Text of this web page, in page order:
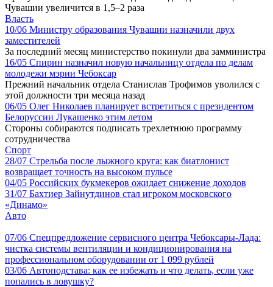
Чувашии увеличится в 1,5–2 раза
Власть
10/06 Министру образования Чувашии назначили двух
заместителей
За последний месяц министерство покинули два замминистра
16/05 Спирин назначил новую начальницу отдела по делам
молодежи мэрии Чебоксар
Прежний начальник отдела Станислав Трофимов уволился с
этой должности три месяца назад
06/05 Олег Николаев планирует встретиться с президентом
Белоруссии Лукашенко этим летом
Стороны собираются подписать трехлетнюю программу
сотрудничества
Спорт
28/07 Стрельба после лыжного круга: как биатлонист
возвращает точность на высоком пульсе
04/05 Российских букмекеров ожидает снижение доходов
31/07 Бахтиер Зайнутдинов стал игроком московского
«Динамо»
Авто
07/06 Спецпредложение сервисного центра Чебоксары-Лада:
чистка системы вентиляции и кондиционирования на
профессиональном оборудовании от 1 099 рублей
03/06 Автоподстава: как ее избежать и что делать, если уже
попались в ловушку?